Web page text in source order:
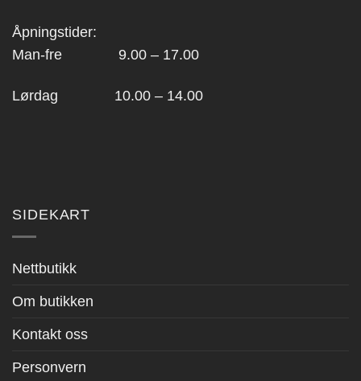
Åpningstider:
Man-fre 9.00 – 17.00
Lørdag 10.00 – 14.00
SIDEKART
Nettbutikk
Om butikken
Kontakt oss
Personvern